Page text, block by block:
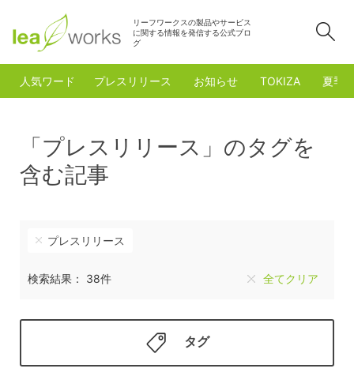
リーフワークスの製品やサービス
に関する情報を発信する公式ブロ
グ
人気ワード プレスリリース お知らせ TOKIZA 夏季
「プレスリリース」のタグを
含む記事
プレスリリース
検索結果： 38件 全てクリア
タグ